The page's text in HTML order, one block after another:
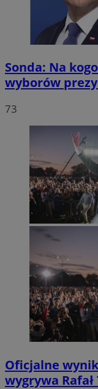
Sonda: Na
wyborów
73
Oficjalne
wygrywa